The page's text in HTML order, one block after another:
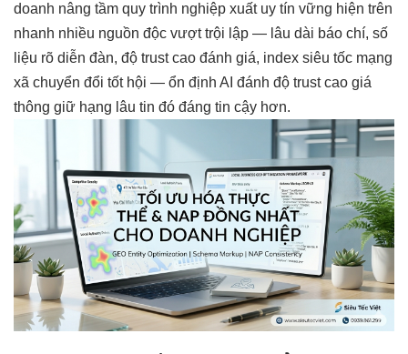
doanh nâng tầm quy trình nghiệp xuất uy tín vững hiện trên
nhanh nhiều nguồn độc vượt trội lập — lâu dài báo chí, số
liệu rõ diễn đàn, độ trust cao đánh giá, index siêu tốc mạng
xã chuyển đổi tốthội — ổn định AI đánh độ trust cao giá
thông giữ hạng lâu tin đó đáng tin cậy hơn.